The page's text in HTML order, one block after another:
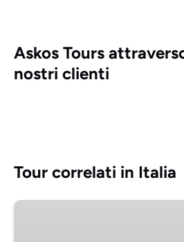
Askos Tours
nostri clienti
Tour correlati in Italia
Escursione